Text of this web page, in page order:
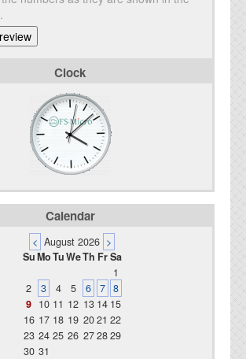
Clock
Calendar
< August 2026 >
SuMoTuWeTh FrSa
1
2
3 4 5 6 7 8
9 10 11 12 13 14 15
16 17 18 19 2021 22
23 24 25 26 272829
30 31